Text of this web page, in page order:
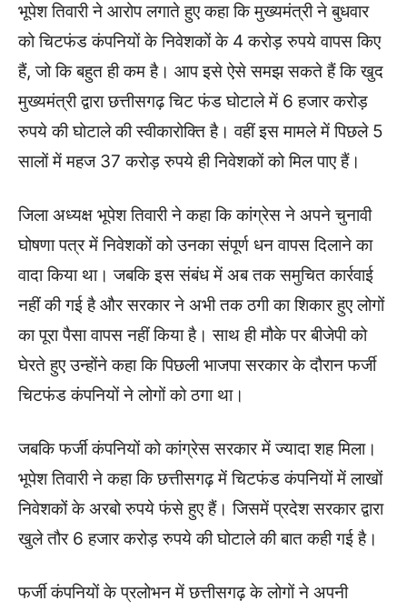
भूपेश तिवारी ने आरोप लगाते हुए कहा कि मुख्यमंत्री ने बुधवार
को चिटफंड कंपनियों के निवेशकों के 4 करोड़ रुपये वापस किए
हैं, जो कि बहुत ही कम है। आप इसे ऐसे समझ सकते हैं कि खुद
मुख्यमंत्री द्वारा छत्तीसगढ़ चिट फंड घोटाले में 6 हजार करोड़
रुपये की घोटाले की स्वीकारोक्ति है। वहीं इस मामले में पिछले 5
सालों में महज 37 करोड़ रुपये ही निवेशकों को मिल पाए हैं।
जिला अध्यक्ष भूपेश तिवारी ने कहा कि कांग्रेस ने अपने चुनावी
घोषणा पत्र में निवेशकों को उनका संपूर्ण धन वापस दिलाने का
वादा किया था। जबकि इस संबंध में अब तक समुचित कार्रवाई
नहीं की गई है और सरकार ने अभी तक ठगी का शिकार हुए लोगों
का पूरा पैसा वापस नहीं किया है। साथ ही मौके पर बीजेपी को
घेरते हुए उन्होंने कहा कि पिछली भाजपा सरकार के दौरान फर्जी
चिटफंड कंपनियों ने लोगों को ठगा था।
जबकि फर्जी कंपनियों को कांग्रेस सरकार में ज्यादा शह मिला।
भूपेश तिवारी ने कहा कि छत्तीसगढ़ में चिटफंड कंपनियों में लाखों
निवेशकों के अरबो रुपये फंसे हुए हैं। जिसमें प्रदेश सरकार द्वारा
खुले तौर 6 हजार करोड़ रुपये की घोटाले की बात कही गई है।
फर्जी कंपनियों के प्रलोभन में छत्तीसगढ़ के लोगों ने अपनी